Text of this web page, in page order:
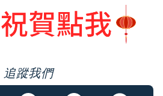
追蹤我們